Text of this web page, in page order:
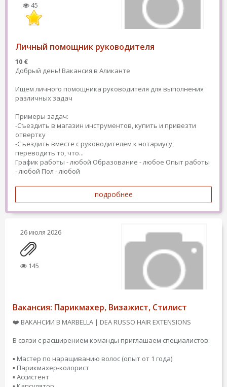
45
Личный помощник руководителя
10 €
Добрый день! Вакансия в Аликанте
Ищем личного помощника руководителя для выполнения
различных задач
Примеры задач:
-Съездить в магазин инструментов, купить и привезти
отвертку
-Съездить вместе с руководителем к нотариусу,
переводить то, что...
График работы - любой Образование - любое Опыт работы
- любой Пол - любой
подробнее
26 июля 2026
145
Вакансия: Парикмахер, Визажист, Стилист
❤️ ВАКАНСИИ В MARBELLA | DEA RUSSO HAIR EXTENSIONS
В связи с расширением команды приглашаем специалистов:
▪️ Мастер по наращиванию волос (опыт от 1 года)
▪️ Парикмахер-колорист
▪️ Ассистент